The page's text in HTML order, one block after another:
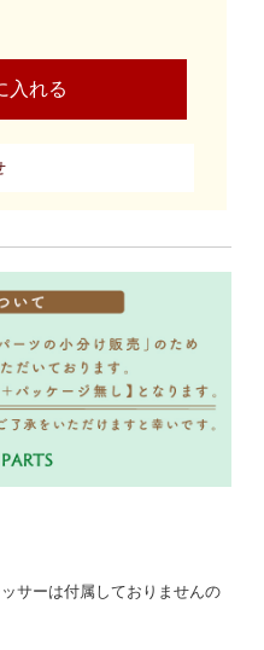
入れる
サーは付属しておりませんの